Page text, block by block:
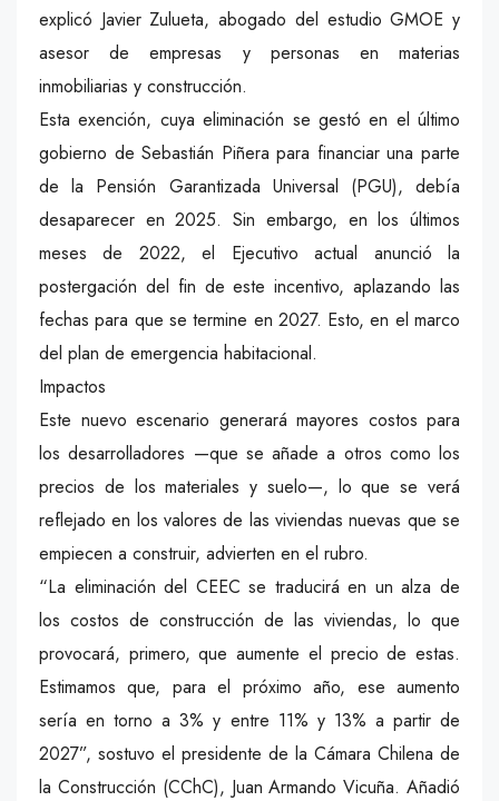
explicó Javier Zulueta, abogado del estudio GMOE y
asesor de empresas y personas en materias
inmobiliarias y construcción.
Esta exención, cuya eliminación se gestó en el último
gobierno de Sebastián Piñera para financiar una parte
de la Pensión Garantizada Universal (PGU), debía
desaparecer en 2025. Sin embargo, en los últimos
meses de 2022, el Ejecutivo actual anunció la
postergación del fin de este incentivo, aplazando las
fechas para que se termine en 2027. Esto, en el marco
del plan de emergencia habitacional.
Impactos
Este nuevo escenario generará mayores costos para
los desarrolladores —que se añade a otros como los
precios de los materiales y suelo—, lo que se verá
reflejado en los valores de las viviendas nuevas que se
empiecen a construir, advierten en el rubro.
“La eliminación del CEEC se traducirá en un alza de
los costos de construcción de las viviendas, lo que
provocará, primero, que aumente el precio de estas.
Estimamos que, para el próximo año, ese aumento
sería en torno a 3% y entre 11% y 13% a partir de
2027”, sostuvo el presidente de la Cámara Chilena de
la Construcción (CChC), Juan Armando Vicuña. Añadió